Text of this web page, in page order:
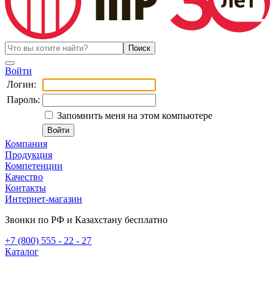
Войти
Логин:
Пароль:
Запомнить меня на этом компьютере
Компания
Продукция
Компетенции
Качество
Контакты
Интернет-магазин
Звонки по РФ и Казахстану бесплатно
+7 (800) 555 - 22 - 27
Каталог